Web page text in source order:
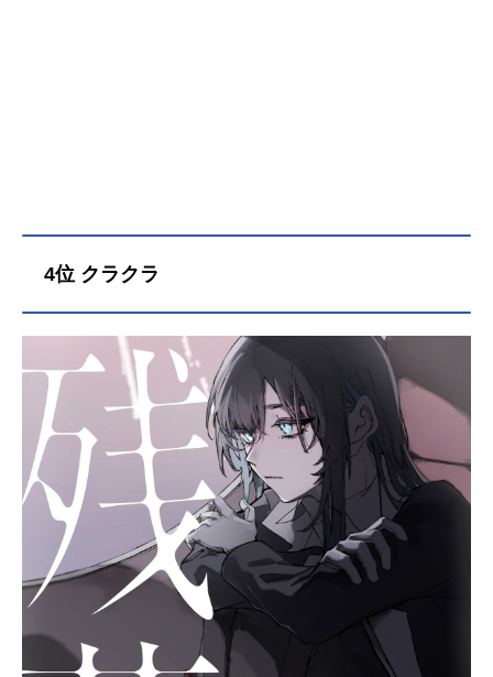
次：大塚芳忠水柱・冨岡義勇：櫻井
吾岩柱・悲鳴嶼行冥：杉田智和蛇
柱・伊黒小芭内：鈴村健一風柱・不
死川実弥：関智一玄弥：岡本信彦栗
花落カナヲ：上田麗奈珠世：坂本真
綾愈史郎：山下大輝鬼舞辻無惨：関
俊彦スタッフ原作：吾峠呼世晴（集
英社「週刊少年ジャンプ」連載）監
督：外崎春雄キャラクターデザイ
ン：松島晃サブキャラクターデザイ
ン：佐藤美幸 梶山庸子 菊池美花
脚本制作：ufotableコンセプトアー
ト：...
4位 クラクラ